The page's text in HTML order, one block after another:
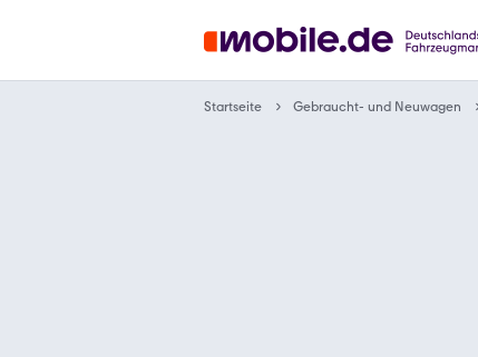
Startseite Gebraucht- und Neuwagen